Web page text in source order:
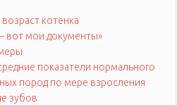
котёнка
вот мои документы»
показатели нормального
пород по мере взросления
зубов